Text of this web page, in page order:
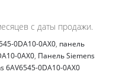
с даты продажи.
0DA10-0AX0, панель
0AX0, Панель Siemens
6AV6545-0DA10-0AX0